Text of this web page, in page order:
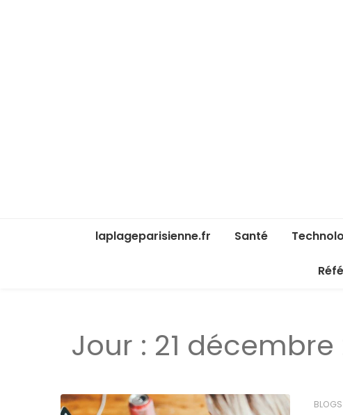
laplageparisienne.fr Santé
Jour : 21 décembre
BLOGS